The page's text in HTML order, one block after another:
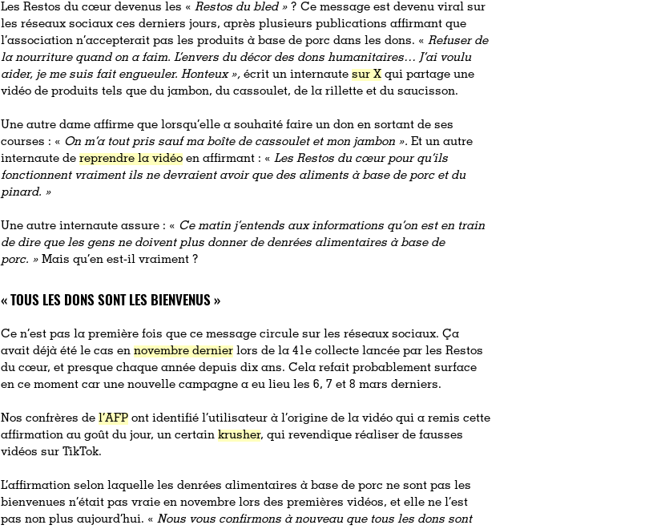
Les Restos du cœur devenus les «Restos du bled »? Ce message est devenu viral sur
les réseaux sociaux ces derniers jours, après plusieurs publications affirmant que
l’association n’accepterait pas les produits à base de porc dans les dons. «Refuser de
la nourriture quand on a faim. L’envers du décor des dons humanitaires… J’ai voulu
aider, je me suis fait engueuler. Honteux », écrit un internautesur X qui partage une
vidéo de produits tels que du jambon, du cassoulet, de la rillette et du saucisson.
Une autre dame affirme que lorsqu’elle a souhaité faire un don en sortant de ses
courses : « On m’a tout pris sauf ma boîte de cassoulet et mon jambon ». Et un autre
internaute dereprendre la vidéo en affirmant : «Les Restos du cœur pour qu’ils
fonctionnent vraiment ils ne devraient avoir que des aliments à base de porc et du
pinard. »
Une autre internaute assure : « Ce matin j’entends aux informations qu’on est en train
de dire que les gens ne doivent plus donner de denrées alimentaires à base de
porc. » Mais qu’en est-il vraiment ?
« TOUS LES DONS SONT LES BIENVENUS »
Ce n’est pas la première fois que ce message circule sur les réseaux sociaux. Ça
avait déjà été le cas ennovembre dernier lors de la 41e collecte lancée par les Restos
du cœur, et presque chaque année depuis dix ans. Cela refait probablement surface
en ce moment car une nouvelle campagne a eu lieu les 6, 7 et 8 mars derniers.
Nos confrères del’AFP ont identifié l’utilisateur à l’origine de la vidéo qui a remis cette
affirmation au goût du jour, un certainkrusher, qui revendique réaliser de fausses
vidéos sur TikTok.
L’affirmation selon laquelle les denrées alimentaires à base de porc ne sont pas les
bienvenues n’était pas vraie en novembre lors des premières vidéos, et elle ne l’est
pas non plus aujourd’hui. «Nous vous confirmons à nouveau que tous les dons sont